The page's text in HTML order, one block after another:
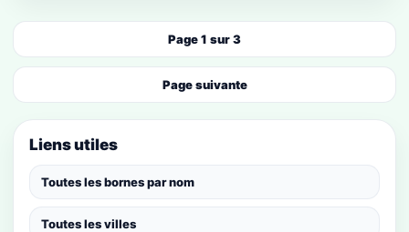
Page 1 sur 3
Page suivante
Liens utiles
Toutes les bornes par nom
Toutes les villes